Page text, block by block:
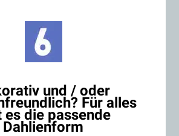
und / oder
Für alles
es die passende
Dahlienform